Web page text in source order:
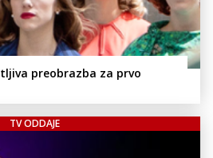
preobrazba za prvo
TV ODDAJE